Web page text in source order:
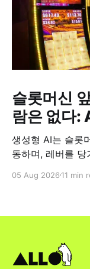
슬롯머신
람은 없다:
생성형 AI는 슬롯
동하며, 레버를
05 Aug 2026 11 min